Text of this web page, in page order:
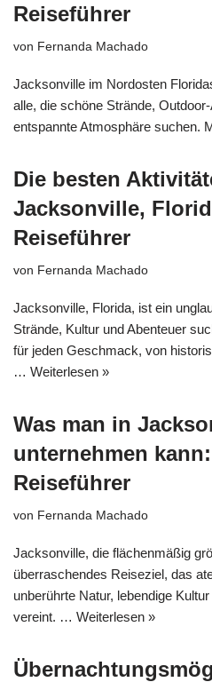
Reiseführer
von Fernanda Machado
Jacksonville im Nordosten
alle, die schöne Strände,
entspannte Atmosphäre suchen.
Die besten
Jacksonville,
Reiseführer
von Fernanda Machado
Jacksonville, Florida, ist ein
Strände, Kultur und Abenteuer
für jeden Geschmack, von
… Weiterlesen »
Was man in
unternehmen
Reiseführer
von Fernanda Machado
Jacksonville, die flächenmäßig
überraschendes Reiseziel, das
unberührte Natur, lebendige
vereint. … Weiterlesen »